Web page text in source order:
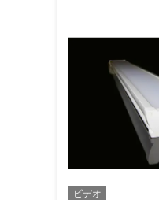
ビデオ